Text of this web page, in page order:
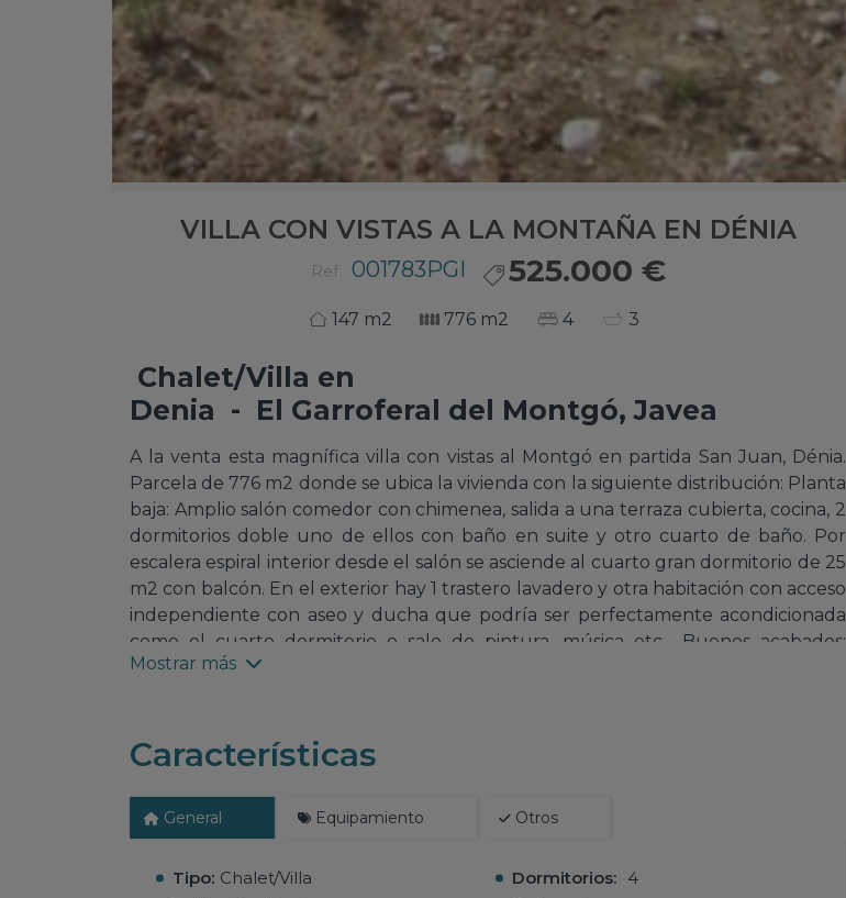
VILLA CON VISTAS A LA MONTAÑA EN DÉNIA
Ref. 001783PGI 525.000 €
147 m2 776 m2 4 3
Chalet/Villa en
Denia - El Garroferal del Montgó, Javea
A la venta esta magnífica villa con vistas al Montgó en partida San Juan, Dénia.
Parcela de 776 m2 donde se ubica la vivienda con la siguiente distribución: Planta
baja: Amplio salón comedor con chimenea, salida a una terraza cubierta, cocina, 2
dormitorios doble uno de ellos con baño en suite y otro cuarto de baño. Por
escalera espiral interior desde el salón se asciende al cuarto gran dormitorio de 25
m2 con balcón. En el exterior hay 1 trastero lavadero y otra habitación con acceso
independiente con aseo y ducha que podría ser perfectamente acondicionada
como el cuarto dormitorio o sale de pintura, música etc... Buenos acabados:
Ventanas de aluminio, pvc con doble cristal, mosquiteras, aire acondicionado frío
piscina pero hay espacio para hacer una de 8 x 4 m o incluso de 10 x 5, hay sitio de
tranquila y sin ruidos habitada todo el año a escasos 3 km de Dénia y sus playas.
Mostrar más
Características
General Equipamiento Otros
Tipo: Chalet/Villa Dormitorios: 4